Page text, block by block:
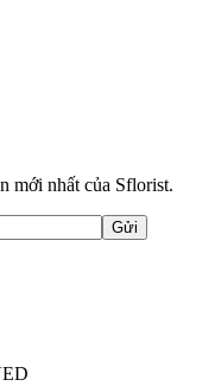
mới nhất của Sflorist.